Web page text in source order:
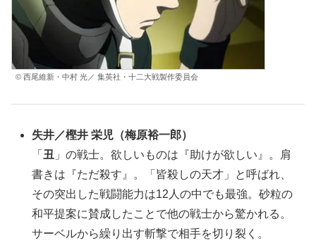
© 西尾維新・中村 光／ 集英社・十二大戦製作委員会
失井／樫井 栄児 （梅原裕一郎）
「 丑 」の戦士。欲しいものは『助けが欲しい』。肩
書きは『ただ殺す』。「皆殺しの天才」と呼ばれ、
その突出した戦闘能力は12人の中でも最強。砂粒の
和平提案に賛成したことで他の戦士から驚かれる。
サーベルから繰り出す斬撃で相手を切り裂く。